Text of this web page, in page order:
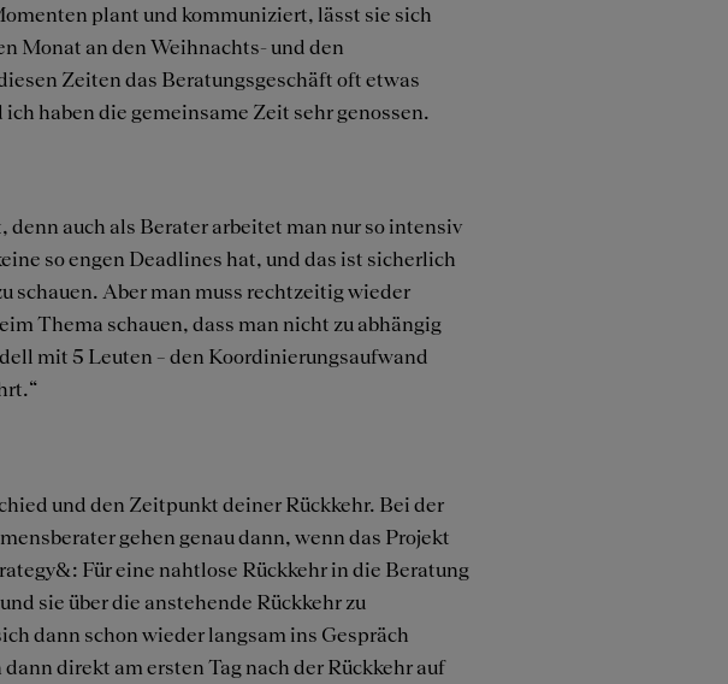
plant und kommuniziert, lässt sie sich
Monat an den Weihnachts- und den
Zeiten das Beratungsgeschäft oft etwas
haben die gemeinsame Zeit sehr genossen.
auch als Berater arbeitet man nur so intensiv
so engen Deadlines hat, und das ist sicherlich
schauen. Aber man muss rechtzeitig wieder
Thema schauen, dass man nicht zu abhängig
mit 5 Leuten – den Koordinierungsaufwand
und den Zeitpunkt deiner Rückkehr. Bei der
gehen genau dann, wenn das Projekt
Für eine nahtlose Rückkehr in die Beratung
sie über die anstehende Rückkehr zu
dann schon wieder langsam ins Gespräch
direkt am ersten Tag nach der Rückkehr auf